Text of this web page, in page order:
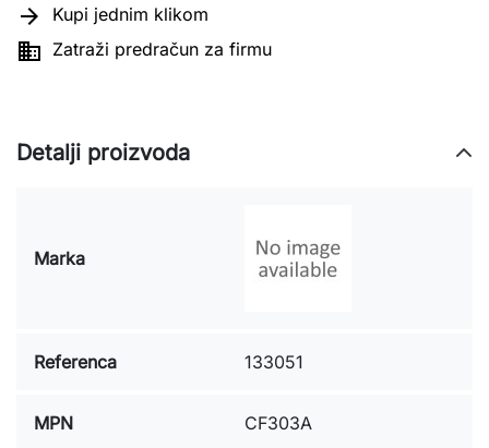
 Kupi jednim klikom
 Zatraži predračun za firmu
Detalji proizvoda
Marka
Referenca 133051
MPN CF303A